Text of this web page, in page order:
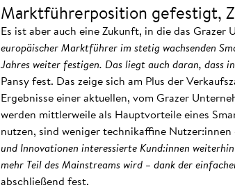
Marktführerposition gefestigt,
Es ist aber auch eine Zukunft, in die das
europäischer Marktführer im stetig wachsenden
Jahres weiter festigen. Das liegt auch daran, dass
Pansy fest. Das zeige sich am Plus der
Ergebnisse einer aktuellen, vom Grazer
werden mittlerweile als Hauptvorteile eines
nutzen, sind weniger technikaffine
und Innovationen interessierte Kund:innen
mehr Teil des Mainstreams wird – dank der
abschließend fest.